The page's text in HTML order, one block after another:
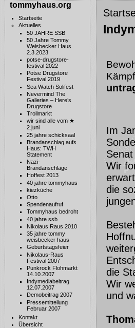
tommyhaus.org
Startseite
Aktuelles
50 JAHRE SSB
50 Jahre Tommy
Weisbecker Haus
2.3.2023
potse-drugstore-
festival 2022
Potse Drugstore
Festival 2019
Sea Watch Solifest
Nevermind The
Galleries – Here’s
Drugstore
Trollmarkt
wir sind alle vom ★
2.juni
25 jahre schicksaal
Brandanschlag aufs
Haus: TWH
Statement
Nazi-
Brandanschläge
Hoffest 2013
40 jahre tommyhaus
kiezküche
Otto
Spendenaufruf
Tommyhaus bedroht
40 jahre ssb
Nikolaus Raus 2010
35 jahre tommy
weisbecker haus
Geburtstagsfeier
Nikolaus-Raus
Festival 2007
Punkrock Flohmarkt
14.10.2007
Indymediabeitrag
12.07.2007
Demobeitrag 2007
Pressemitteilung
Februar 2007
Kontakt
Übersicht
Im
Wir
die
die
Wir
und